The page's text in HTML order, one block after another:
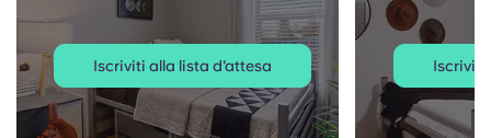
Iscriviti alla lista d'attesa Iscriviti